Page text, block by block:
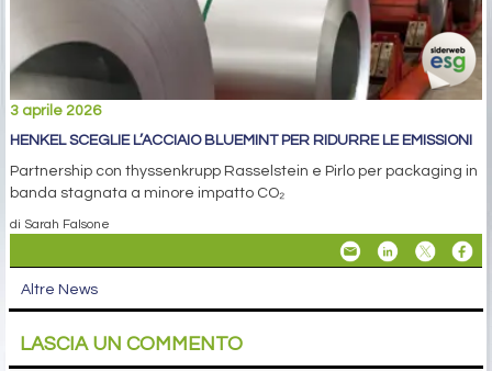
3 aprile 2026
HENKEL SCEGLIE L’ACCIAIO BLUEMINT PER RIDURRE LE EMISSIONI
Partnership con thyssenkrupp Rasselstein e Pirlo per packaging in
banda stagnata a minore impatto CO₂
di Sarah Falsone
Altre News
LASCIA UN COMMENTO